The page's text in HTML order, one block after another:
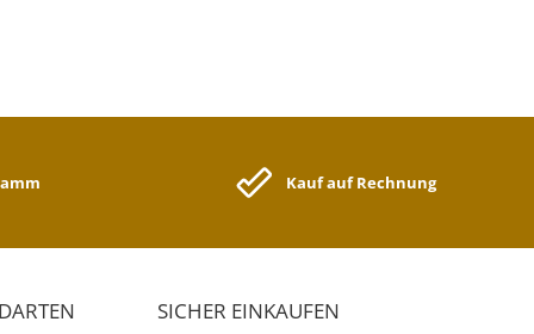
Kauf auf Rechnung
SICHER EINKAUFEN